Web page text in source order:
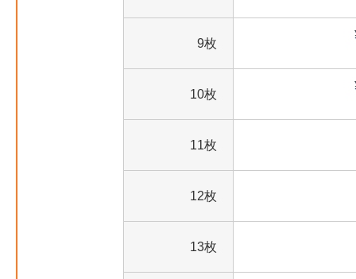
9枚
10枚
11枚
12枚
13枚